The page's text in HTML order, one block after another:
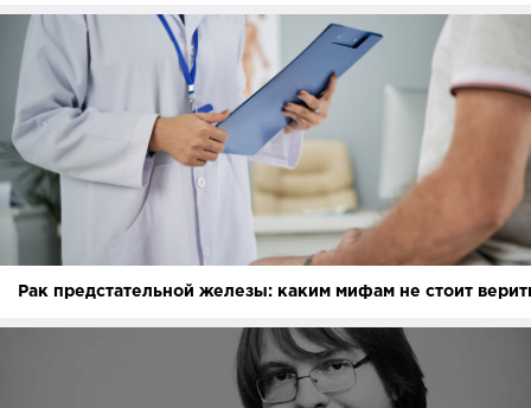
Рак предстательной железы: каким мифам не стоит